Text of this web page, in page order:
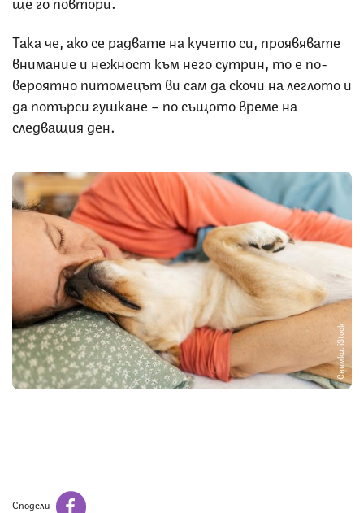
Така че, ако се радвате на кучето си, проявявате
внимание и нежност към него сутрин, то е по-
вероятно питомецът ви сам да скочи на леглото и
да потърси гушкане – по същото време на
следващия ден.
Снимка: iStock
Сподели